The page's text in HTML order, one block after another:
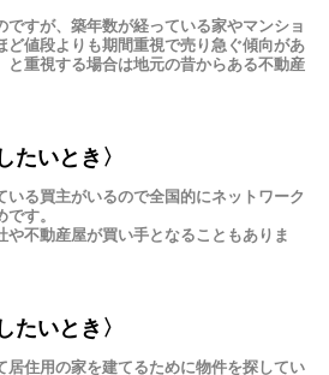
ですが、築年数が経っている家やマンショ
ど値段よりも期間重視で売り急ぐ傾向があ
と重視する場合は地元の昔からある不動産
たいとき〉
いる買主がいるので全国的にネットワーク
す。
や不動産屋が買い手となることもありま
たいとき〉
居住用の家を建てるために物件を探してい